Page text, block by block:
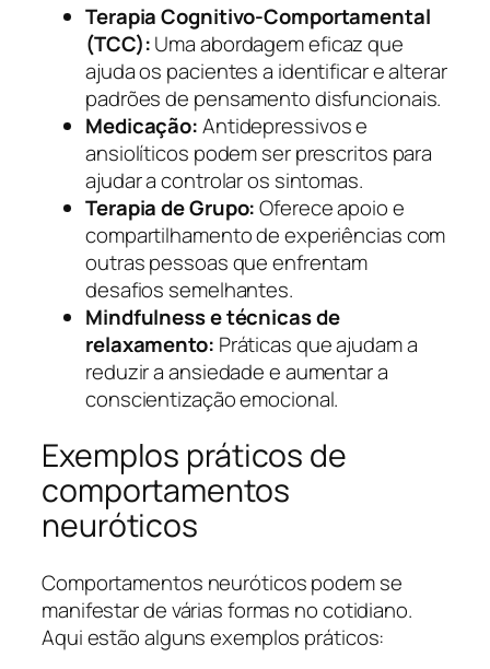
Terapia Cognitivo-Comportamental
(TCC):Uma abordagem eficaz que
ajuda os pacientes a identificar e alterar
padrões de pensamento disfuncionais.
Medicação:Antidepressivos e
ansiolíticos podem ser prescritos para
ajudar a controlar os sintomas.
Terapia de Grupo:Oferece apoio e
compartilhamento de experiências com
outras pessoas que enfrentam
desafios semelhantes.
Mindfulness e técnicas de
relaxamento: Práticas que ajudam a
reduzir a ansiedade e aumentar a
conscientização emocional.
Exemplos práticos de
comportamentos
neuróticos
Comportamentos neuróticos podem se
manifestar de várias formas no cotidiano.
Aqui estão alguns exemplos práticos: